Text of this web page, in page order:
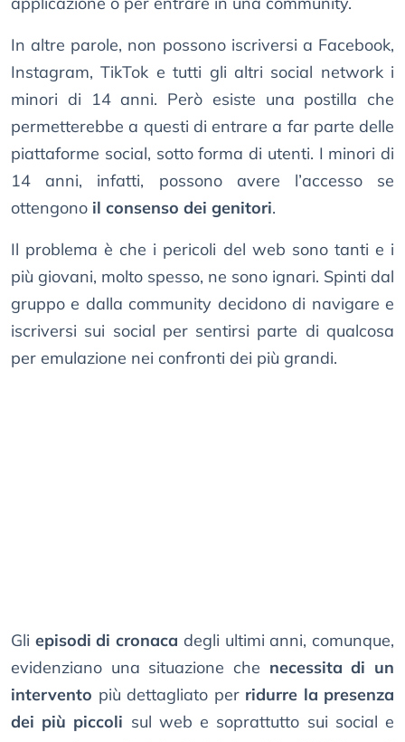
In altre parole, non possono iscriversi a Facebook,
Instagram, TikTok e tutti gli altri social network i
minori di 14 anni. Però esiste una postilla che
permetterebbe a questi di entrare a far parte delle
piattaforme social, sotto forma di utenti. I minori di
14 anni, infatti, possono avere l’accesso se
ottengono il consenso dei genitori.
Il problema è che i pericoli del web sono tanti e i
più giovani, molto spesso, ne sono ignari. Spinti dal
gruppo e dalla community decidono di navigare e
iscriversi sui social per sentirsi parte di qualcosa
per emulazione nei confronti dei più grandi.
Gli episodi di cronaca degli ultimi anni, comunque,
evidenziano una situazione che necessita di un
intervento più dettagliato per ridurre la presenza
dei più piccoli sul web e soprattutto sui social e